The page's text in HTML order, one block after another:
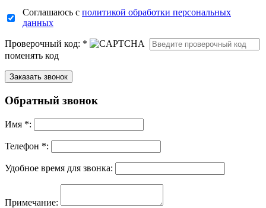
Соглашаюсь с политикой обработки персональных
данных
Проверочный код: *
поменять код
Обратный звонок
Имя *:
Телефон *:
Удобное время для звонка:
Примечание: